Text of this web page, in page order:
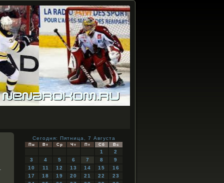
Сегодня: Пятница, 7 Августа
Пн Вт Ср Чт Пт Сб Вс
1
2
3
4 5 6 7 8
9
10
11 12 13 14 15
16
17
18 19 20 21 22
23